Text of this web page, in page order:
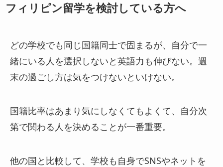
フィリピン留学を検討している方へ
どの学校でも同じ国籍同士で固まるが、自分で一
緒にいる人を選択しないと英語力も伸びない。週
末の過ごし方は気をつけないといけない。
国籍比率はあまり気にしなくてもよくて、自分次
第で関わる人を決めることが一番重要。
他の国と比較して、学校も自身でSNSやネットを